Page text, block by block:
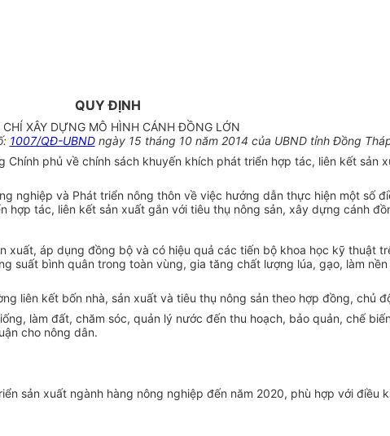
QUY ĐỊNH
CHÍ XÂY DỰNG MÔ HÌNH CÁNH ĐỒNG LỚN
1007/QĐ-UBNDngày 15 tháng 10 năm 2014 của UBND tỉnh Đồng
Chính phủ về chính sách khuyến khích phát triển hợp tác, liên kết sản
nghiệp và Phát triển nông thôn về việc hướng dẫn thực hiện một số
tác, liên kết sản xuất gắn với tiêu thụ nông sản, xây dựng cánh
áp dụng đồng bộ và có hiệu quả các tiến bộ khoa học kỹ thuật
suất bình quân trong toàn vùng, gia tăng chất lượng lúa, gạo, làm
liên kết bốn nhà, sản xuất và tiêu thụ nông sản theo hợp đồng, chủ
làm đất, chăm sóc, quản lý nước đến thu hoạch, bảo quản, chế
cho nông dân.
sản xuất ngành hàng nông nghiệp đến năm 2020, phù hợp với điều